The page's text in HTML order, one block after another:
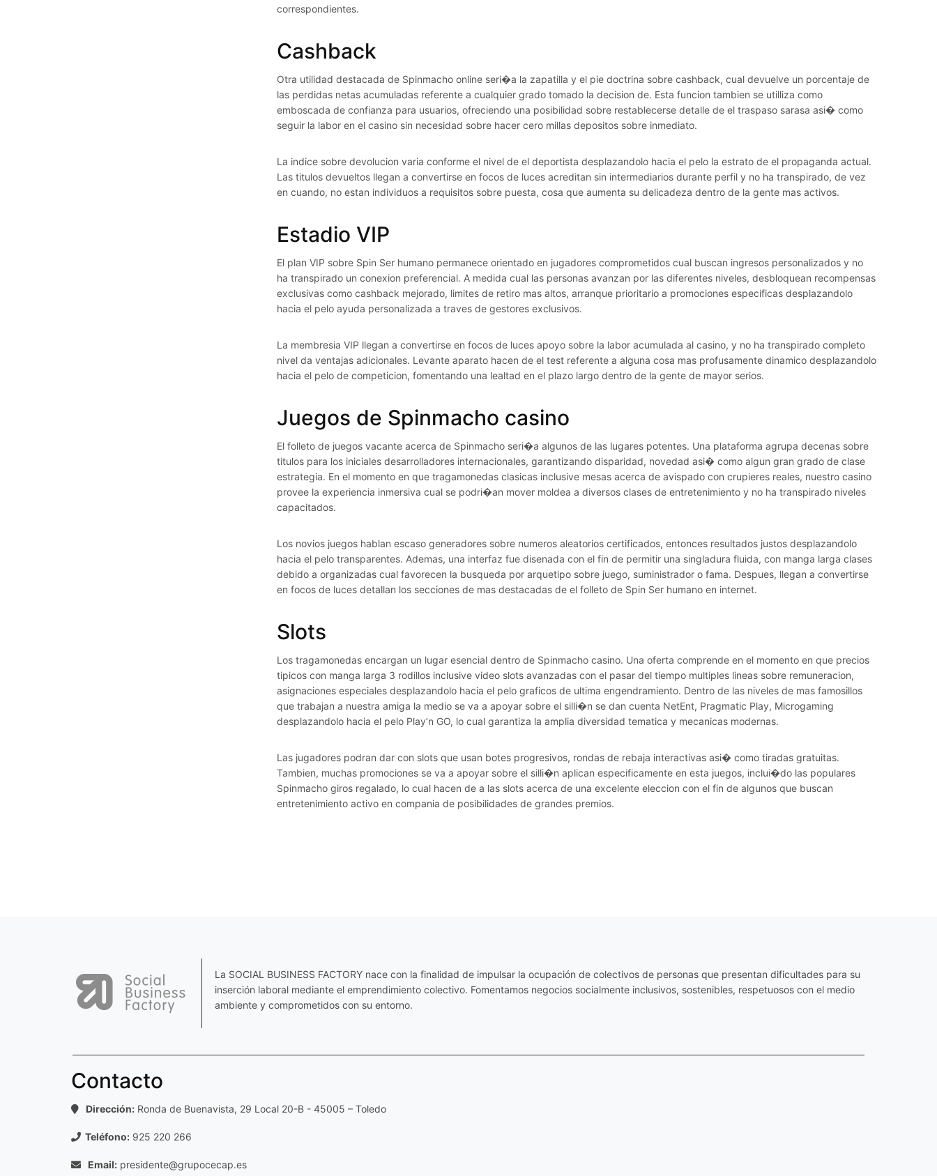
correspondientes.
Cashback
Otra utilidad destacada de Spinmacho online seri�a la zapatilla y el pie doctrina sobre cashback, cual devuelve un porcentaje de
las perdidas netas acumuladas referente a cualquier grado tomado la decision de. Esta funcion tambien se utilliza como
emboscada de confianza para usuarios, ofreciendo una posibilidad sobre restablecerse detalle de el traspaso sarasa asi� como
seguir la labor en el casino sin necesidad sobre hacer cero millas depositos sobre inmediato.
La indice sobre devolucion varia conforme el nivel de el deportista desplazandolo hacia el pelo la estrato de el propaganda actual.
Las titulos devueltos llegan a convertirse en focos de luces acreditan sin intermediarios durante perfil y no ha transpirado, de vez
en cuando, no estan individuos a requisitos sobre puesta, cosa que aumenta su delicadeza dentro de la gente mas activos.
Estadio VIP
El plan VIP sobre Spin Ser humano permanece orientado en jugadores comprometidos cual buscan ingresos personalizados y no
ha transpirado un conexion preferencial. A medida cual las personas avanzan por las diferentes niveles, desbloquean recompensas
exclusivas como cashback mejorado, limites de retiro mas altos, arranque prioritario a promociones especificas desplazandolo
hacia el pelo ayuda personalizada a traves de gestores exclusivos.
La membresia VIP llegan a convertirse en focos de luces apoyo sobre la labor acumulada al casino, y no ha transpirado completo
nivel da ventajas adicionales. Levante aparato hacen de el test referente a alguna cosa mas profusamente dinamico desplazandolo
hacia el pelo de competicion, fomentando una lealtad en el plazo largo dentro de la gente de mayor serios.
Juegos de Spinmacho casino
El folleto de juegos vacante acerca de Spinmacho seri�a algunos de las lugares potentes. Una plataforma agrupa decenas sobre
titulos para los iniciales desarrolladores internacionales, garantizando disparidad, novedad asi� como algun gran grado de clase
estrategia. En el momento en que tragamonedas clasicas inclusive mesas acerca de avispado con crupieres reales, nuestro casino
provee la experiencia inmersiva cual se podri�an mover moldea a diversos clases de entretenimiento y no ha transpirado niveles
capacitados.
Los novios juegos hablan escaso generadores sobre numeros aleatorios certificados, entonces resultados justos desplazandolo
hacia el pelo transparentes. Ademas, una interfaz fue disenada con el fin de permitir una singladura fluida, con manga larga clases
debido a organizadas cual favorecen la busqueda por arquetipo sobre juego, suministrador o fama. Despues, llegan a convertirse
en focos de luces detallan los secciones de mas destacadas de el folleto de Spin Ser humano en internet.
Slots
Los tragamonedas encargan un lugar esencial dentro de Spinmacho casino. Una oferta comprende en el momento en que precios
tipicos con manga larga 3 rodillos inclusive video slots avanzadas con el pasar del tiempo multiples lineas sobre remuneracion,
asignaciones especiales desplazandolo hacia el pelo graficos de ultima engendramiento. Dentro de las niveles de mas famosillos
que trabajan a nuestra amiga la medio se va a apoyar sobre el silli�n se dan cuenta NetEnt, Pragmatic Play, Microgaming
desplazandolo hacia el pelo Play’n GO, lo cual garantiza la amplia diversidad tematica y mecanicas modernas.
Las jugadores podran dar con slots que usan botes progresivos, rondas de rebaja interactivas asi� como tiradas gratuitas.
Tambien, muchas promociones se va a apoyar sobre el silli�n aplican especificamente en esta juegos, inclui�do las populares
Spinmacho giros regalado, lo cual hacen de a las slots acerca de una excelente eleccion con el fin de algunos que buscan
entretenimiento activo en compania de posibilidades de grandes premios.
La SOCIAL BUSINESS FACTORY nace con la finalidad de impulsar la ocupación de colectivos de personas que presentan dificultades para su
inserción laboral mediante el emprendimiento colectivo. Fomentamos negocios socialmente inclusivos, sostenibles, respetuosos con el medio
ambiente y comprometidos con su entorno.
Contacto
Dirección: Ronda de Buenavista, 29 Local 20-B - 45005 – Toledo
Teléfono: 925 220 266
Email: presidente@grupocecap.es